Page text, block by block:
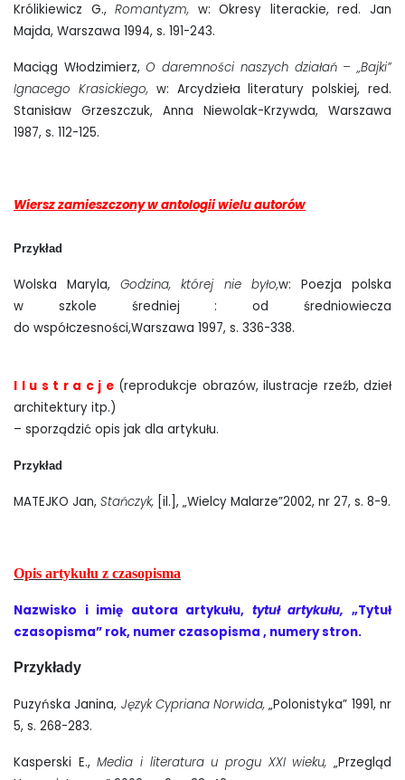
Królikiewicz G.,Romantyzm, w: Okresy literackie, red. Jan
Majda, Warszawa 1994, s. 191-243.
Maciąg Włodzimierz,O daremności naszych działań – „Bajki”
Ignacego Krasickiego, w: Arcydzieła literatury polskiej, red.
Stanisław Grzeszczuk, Anna Niewolak-Krzywda, Warszawa
1987, s. 112-125.
Wiersz zamieszczony w antologii wielu autorów
Przykład
Wolska Maryla,Godzina, której nie było,w: Poezja polska
w szkole średniej : od średniowiecza
do współczesności,Warszawa 1997, s. 336-338.
I l u s t r a c j e(reprodukcje obrazów, ilustracje rzeźb, dzieł
architektury itp.)
– sporządzić opis jak dla artykułu.
Przykład
MATEJKO Jan, Stańczyk, [il.], „Wielcy Malarze”2002, nr 27, s. 8-9.
Opis artykułu z czasopisma
Nazwisko i imię autora artykułu, tytuł artykułu, „Tytuł
czasopisma” rok, numer czasopisma , numery stron.
Przykłady
Puzyńska Janina, Język Cypriana Norwida, „Polonistyka” 1991, nr
5, s. 268-283.
Kasperski E.,Media i literatura u progu XXI wieku, „Przegląd